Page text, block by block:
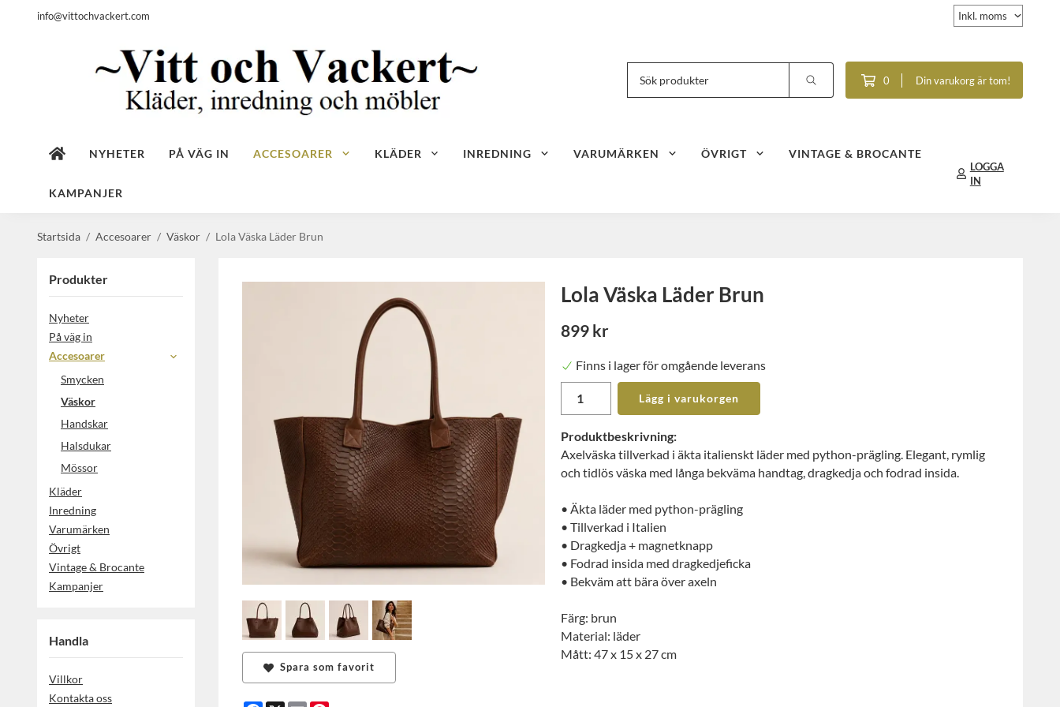
info@vittochvackert.com
0 Din varukorg är tom!
NYHETER PÅ VÄG IN ACCESOARER KLÄDER INREDNING VARUMÄRKEN ÖVRIGT VINTAGE & BROCANTE
KAMPANJER
LOGGA
IN
Startsida / Accesoarer / Väskor / Lola Väska Läder Brun
Produkter
Nyheter
På väg in
Accesoarer
Smycken
Väskor
Handskar
Halsdukar
Mössor
Kläder
Inredning
Varumärken
Övrigt
Vintage & Brocante
Kampanjer
Handla
Villkor
Kontakta oss
Lola Väska Läder Brun
899 kr
Finns i lager för omgående leverans
Lägg i varukorgen
Produktbeskrivning:
Axelväska tillverkad i äkta italienskt läder med python-prägling. Elegant, rymlig
och tidlös väska med långa bekväma handtag, dragkedja och fodrad insida.
• Äkta läder med python-prägling
• Tillverkad i Italien
• Dragkedja + magnetknapp
• Fodrad insida med dragkedjeficka
• Bekväm att bära över axeln
Färg: brun
Material: läder
Mått: 47 x 15 x 27 cm
Spara som favorit